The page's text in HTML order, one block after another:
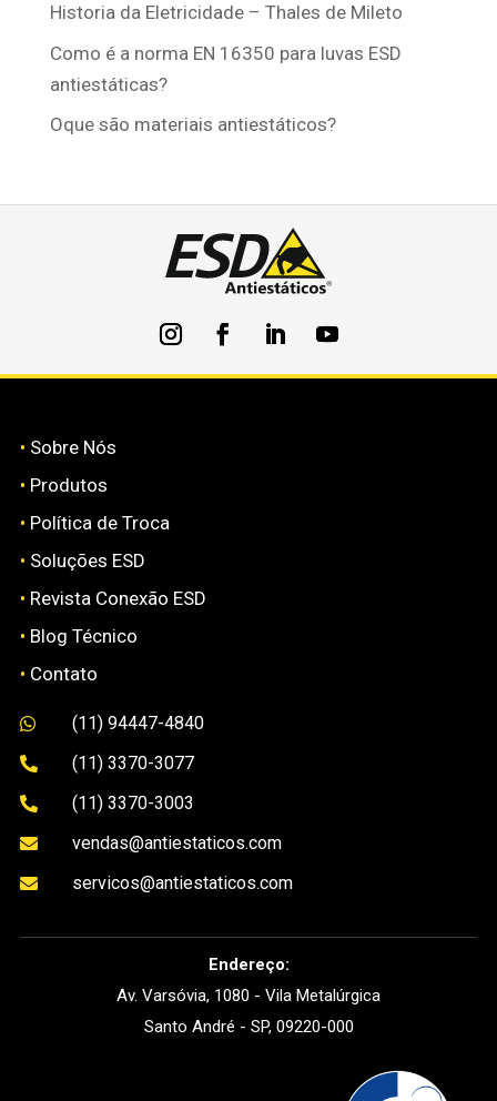
Historia da Eletricidade – Thales de Mileto
Como é a norma EN 16350 para luvas ESD
antiestáticas?
Oque são materiais antiestáticos?
• Sobre Nós
• Produtos
• Política de Troca
• Soluções ESD
• Revista Conexão ESD
• Blog Técnico
• Contato
 (11) 94447-4840
 (11) 3370-3077
 (11) 3370-3003
 vendas@antiestaticos.com
 servicos@antiestaticos.com
Endereço:
Av. Varsóvia, 1080 - Vila Metalúrgica
Santo André - SP, 09220-000